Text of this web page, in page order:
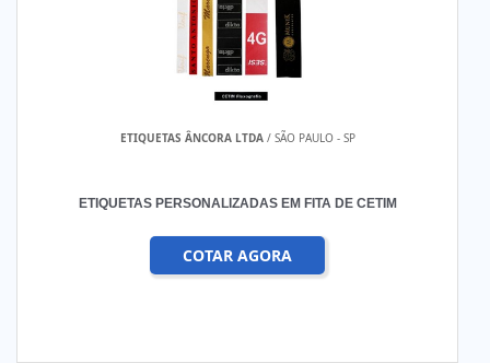
ETIQUETAS ÂNCORA LTDA/ SÃO PAULO - SP
ETIQUETAS PERSONALIZADAS EM FITA DE CETIM
COTAR AGORA